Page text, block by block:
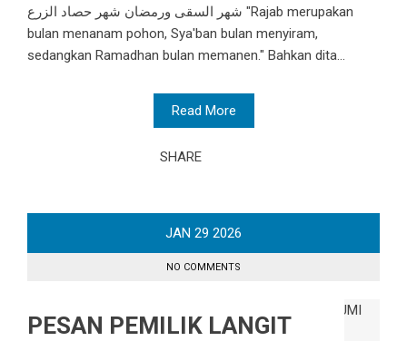
شهر السقى ورمضان شهر حصاد الزرع "Rajab merupakan
bulan menanam pohon, Sya'ban bulan menyiram,
sedangkan Ramadhan bulan memanen." Bahkan dita...
Read More
SHARE
JAN 29 2026
NO COMMENTS
PESAN PEMILIK LANGIT